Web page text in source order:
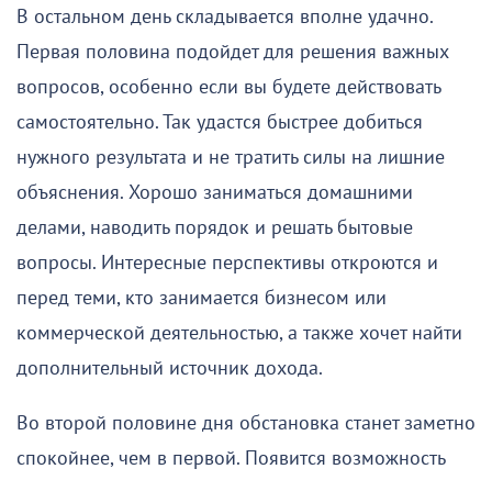
В остальном день складывается вполне удачно.
Первая половина подойдет для решения важных
вопросов, особенно если вы будете действовать
самостоятельно. Так удастся быстрее добиться
нужного результата и не тратить силы на лишние
объяснения. Хорошо заниматься домашними
делами, наводить порядок и решать бытовые
вопросы. Интересные перспективы откроются и
перед теми, кто занимается бизнесом или
коммерческой деятельностью, а также хочет найти
дополнительный источник дохода.
Во второй половине дня обстановка станет заметно
спокойнее, чем в первой. Появится возможность